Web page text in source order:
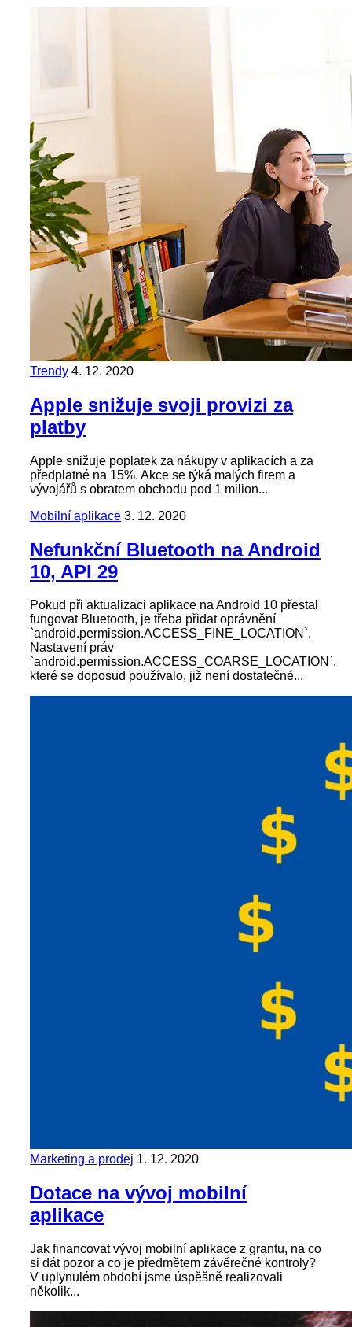
Trendy 4. 12. 2020
Apple snižuje svoji provizi za
platby
Apple snižuje poplatek za nákupy v aplikacích a za
předplatné na 15%. Akce se týká malých firem a
vývojářů s obratem obchodu pod 1 milion...
Mobilní aplikace 3. 12. 2020
Nefunkční Bluetooth na Android
10, API 29
Pokud při aktualizaci aplikace na Android 10 přestal
fungovat Bluetooth, je třeba přidat oprávnění
`android.permission.ACCESS_FINE_LOCATION`.
Nastavení práv
`android.permission.ACCESS_COARSE_LOCATION`,
které se doposud používalo, již není dostatečné...
Marketing a prodej 1. 12. 2020
Dotace na vývoj mobilní
aplikace
Jak financovat vývoj mobilní aplikace z grantu, na co
si dát pozor a co je předmětem závěrečné kontroly?
V uplynulém období jsme úspěšně realizovali
několik...